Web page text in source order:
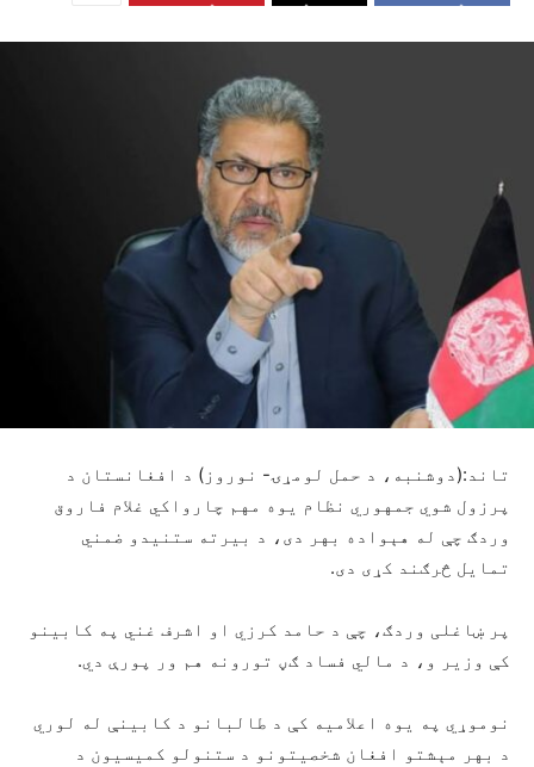
تاند:(دوشنبه، د حمل لومړۍ- نوروز) ‏د افغانستان د
پرزول شوي جمهوري نظام يوه مهم چارواکي غلام فاروق
وردګ چې له هېواده بهر دی، د بيرته ستنيدو ضمني
تمايل څرګند کړی دی.
پر ښاغلی وردګ، چې د حامد کرزي او اشرف غني په کابینو
کې وزیر و، د مالي فساد ګڼ تورونه هم ور پورې دي.
نوموړي په يوه اعلاميه کې د طالبانو د کابینې له لوري
د بهر مېشتو افغان شخصیتونو د ستنولو کميسيون د